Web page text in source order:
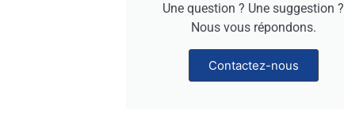
Une question ? Une suggestion ?
Nous vous répondons.
Contactez-nous